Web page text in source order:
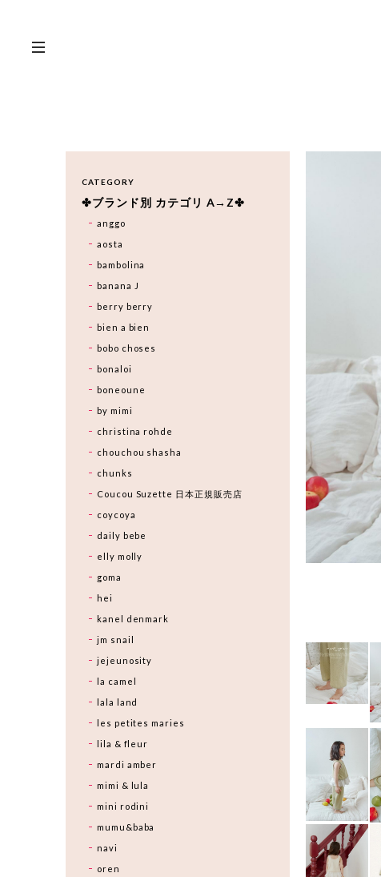
CATEGORY
✤ブランド別 カテゴリ A→Z✤
anggo
aosta
bambolina
banana J
berry berry
bien a bien
bobo choses
bonaloi
boneoune
by mimi
christina rohde
chouchou shasha
chunks
Coucou Suzette 日本正規販売店
coycoya
daily bebe
elly molly
goma
hei
kanel denmark
jm snail
jejeunosity
la camel
lala land
les petites maries
lila & fleur
mardi amber
mimi & lula
mini rodini
mumu&baba
navi
oren